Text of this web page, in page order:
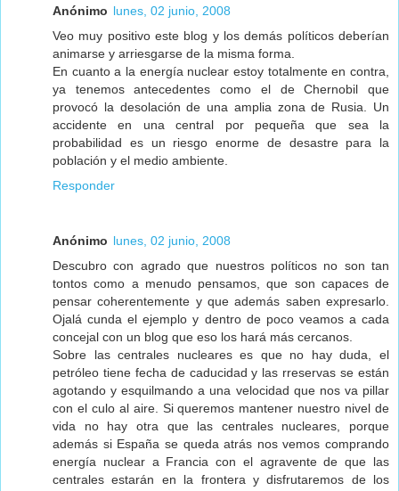
Anónimo lunes, 02 junio, 2008
Veo muy positivo este blog y los demás políticos deberían
animarse y arriesgarse de la misma forma.
En cuanto a la energía nuclear estoy totalmente en contra,
ya tenemos antecedentes como el de Chernobil que
provocó la desolación de una amplia zona de Rusia. Un
accidente en una central por pequeña que sea la
probabilidad es un riesgo enorme de desastre para la
población y el medio ambiente.
Responder
Anónimo lunes, 02 junio, 2008
Descubro con agrado que nuestros políticos no son tan
tontos como a menudo pensamos, que son capaces de
pensar coherentemente y que además saben expresarlo.
Ojalá cunda el ejemplo y dentro de poco veamos a cada
concejal con un blog que eso los hará más cercanos.
Sobre las centrales nucleares es que no hay duda, el
petróleo tiene fecha de caducidad y las rreservas se están
agotando y esquilmando a una velocidad que nos va pillar
con el culo al aire. Si queremos mantener nuestro nivel de
vida no hay otra que las centrales nucleares, porque
además si España se queda atrás nos vemos comprando
energía nuclear a Francia con el agravente de que las
centrales estarán en la frontera y disfrutaremos de los